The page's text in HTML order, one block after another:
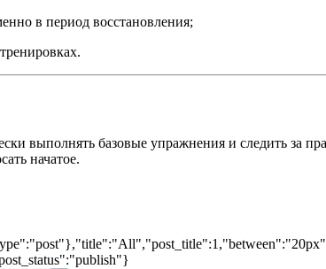
в период восстановления;
выполнять базовые упражнения и следить за
начатое.